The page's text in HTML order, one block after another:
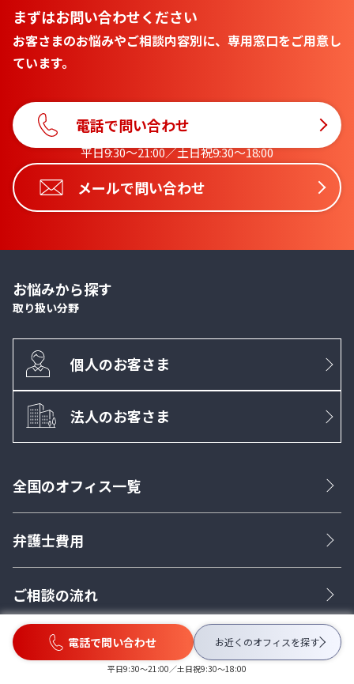
電話で問い合わせ お近くのオフィスを探す
平日9:30〜21:00／土日祝9:30〜18:00
まずはお問い合わせください
お客さまのお悩みやご相談内容別に、専用窓口をご用意し
ています。
電話で問い合わせ
平日9:30〜21:00／土日祝9:30〜18:00
メールで問い合わせ
お悩みから探す
取り扱い分野
個人のお客さま
法人のお客さま
全国のオフィス一覧
弁護士費用
ご相談の流れ
ベリーベストが選ばれる理由